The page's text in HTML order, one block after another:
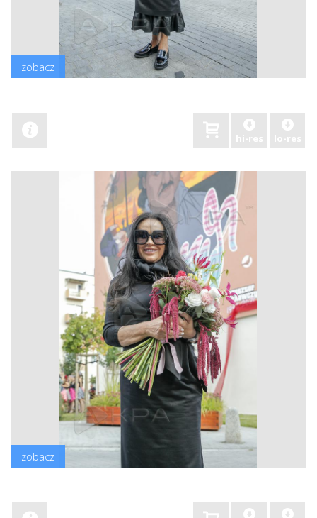
zobacz
hi-res lo-res
zobacz